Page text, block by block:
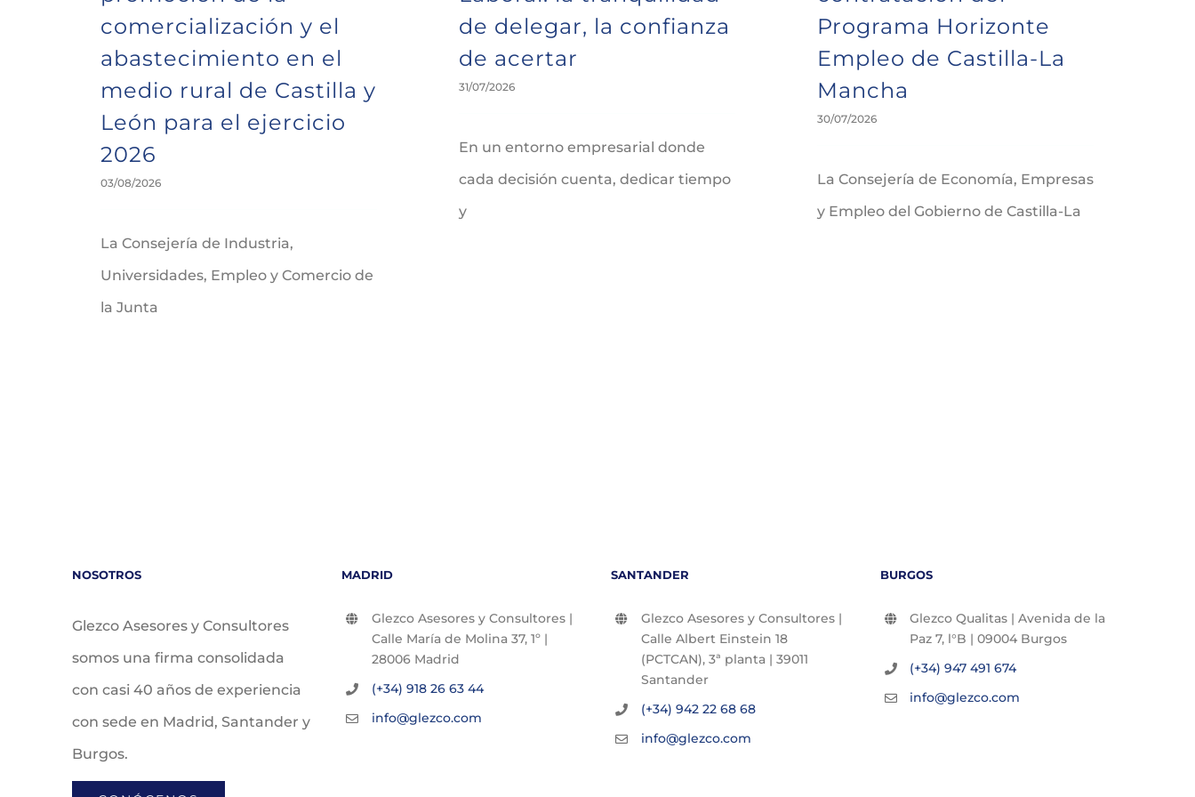
comercialización y el
abastecimiento en el
medio rural de Castilla y
León para el ejercicio
2026
03/08/2026
La Consejería de Industria,
Universidades, Empleo y Comercio de
la Junta
de delegar, la confianza
de acertar
31/07/2026
En un entorno empresarial donde
cada decisión cuenta, dedicar tiempo
y
Programa Horizonte
Empleo de Castilla-La
Mancha
30/07/2026
La Consejería de Economía, Empresas
y Empleo del Gobierno de Castilla-La
NOSOTROS
Glezco Asesores y Consultores
somos una firma consolidada
con casi 40 años de experiencia
con sede en Madrid, Santander y
Burgos.
MADRID
Glezco Asesores y Consultores |
Calle María de Molina 37, 1º |
28006 Madrid
(+34) 918 26 63 44
info@glezco.com
SANTANDER
Glezco Asesores y Consultores |
Calle Albert Einstein 18
(PCTCAN), 3ª planta | 39011
Santander
(+34) 942 22 68 68
info@glezco.com
BURGOS
Glezco Qualitas | Avenida de la
Paz 7, l°B | 09004 Burgos
(+34) 947 491 674
info@glezco.com